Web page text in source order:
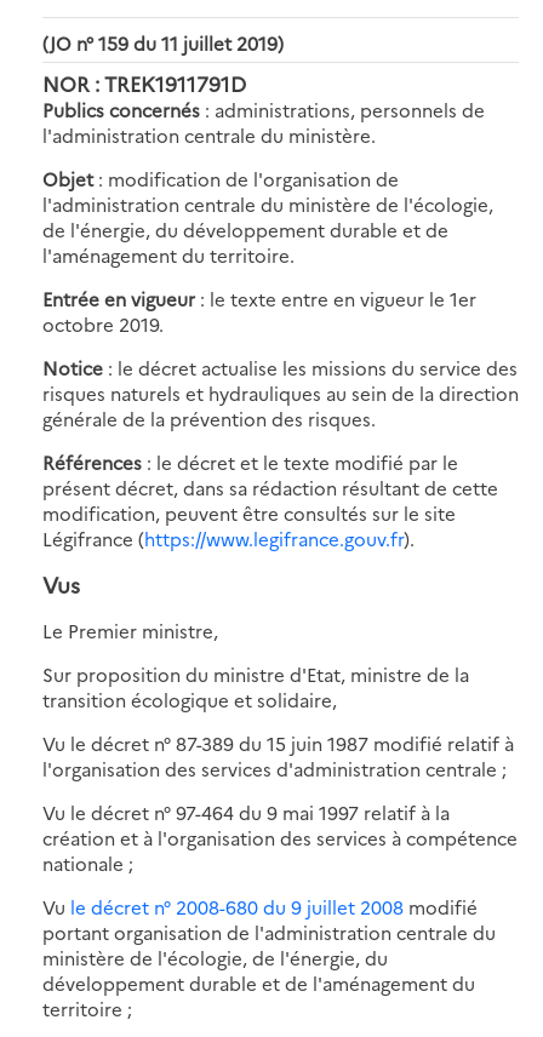
(JO n° 159 du 11 juillet 2019)
NOR : TREK1911791D
Publics concernés : administrations, personnels de
l'administration centrale du ministère.
Objet: modification de l'organisation de
l'administration centrale du ministère de l'écologie,
de l'énergie, du développement durable et de
l'aménagement du territoire.
Entrée en vigueur : le texte entre en vigueur le 1er
octobre 2019.
Notice : le décret actualise les missions du service des
risques naturels et hydrauliques au sein de la direction
générale de la prévention des risques.
Références : le décret et le texte modifié par le
présent décret, dans sa rédaction résultant de cette
modification, peuvent être consultés sur le site
Légifrance (https://www.legifrance.gouv.fr).
Vus
Le Premier ministre,
Sur proposition du ministre d'Etat, ministre de la
transition écologique et solidaire,
Vu le décret n° 87-389 du 15 juin 1987 modifié relatif à
l'organisation des services d'administration centrale ;
Vu le décret n° 97-464 du 9 mai 1997 relatif à la
création et à l'organisation des services à compétence
nationale ;
Vu le décret n° 2008-680 du 9 juillet 2008 modifié
portant organisation de l'administration centrale du
ministère de l'écologie, de l'énergie, du
développement durable et de l'aménagement du
territoire ;